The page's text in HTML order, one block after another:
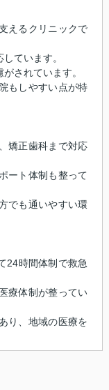
えるクリニックで
ています。
されています。
もしやすい点が特
矯正歯科まで対応
ート体制も整って
でも通いやすい環
24時間体制で救急
療体制が整ってい
り、地域の医療を